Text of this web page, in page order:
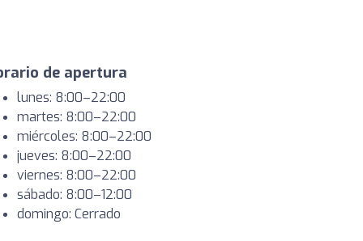
de apertura
lunes: 8:00–22:00
martes: 8:00–22:00
miércoles: 8:00–22:00
jueves: 8:00–22:00
viernes: 8:00–22:00
sábado: 8:00–12:00
domingo: Cerrado